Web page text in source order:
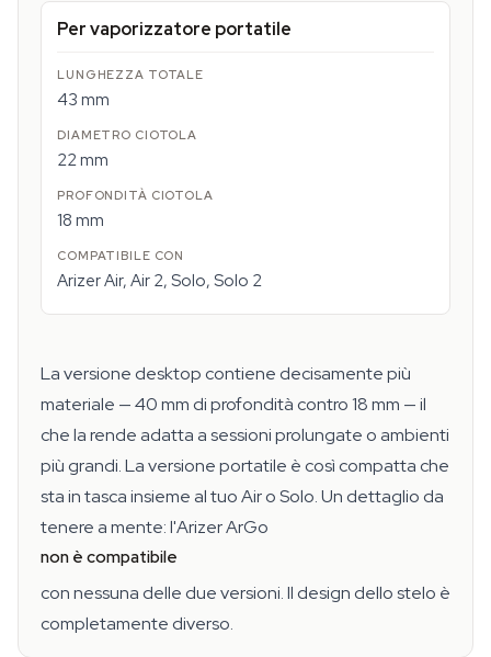
Per vaporizzatore portatile
43 mm
22 mm
18 mm
Arizer Air, Air 2, Solo, Solo 2
La versione desktop contiene decisamente più
materiale — 40 mm di profondità contro 18 mm — il
che la rende adatta a sessioni prolungate o ambienti
più grandi. La versione portatile è così compatta che
sta in tasca insieme al tuo Air o Solo. Un dettaglio da
tenere a mente: l'Arizer ArGo
non è compatibile
con nessuna delle due versioni. Il design dello stelo è
completamente diverso.